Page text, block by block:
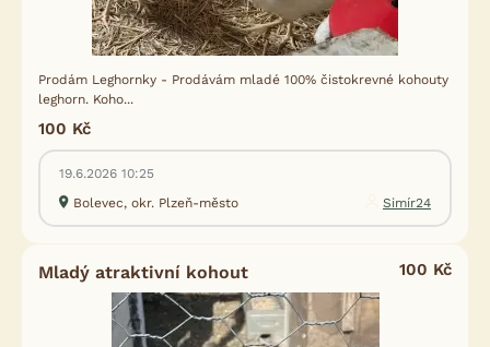
Prodám Leghornky - Prodávám mladé 100% čistokrevné kohouty
leghorn. Koho...
100 Kč
19.6.2026 10:25
Bolevec, okr. Plzeň-město
Simír24
Mladý atraktivní kohout 100 Kč